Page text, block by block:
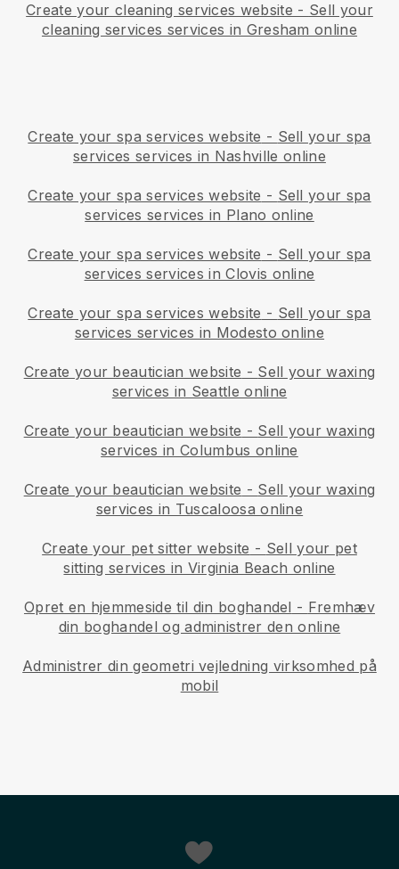
Create your cleaning services website - Sell your
cleaning services services in Gresham online
Create your spa services website - Sell your spa
services services in Nashville online
Create your spa services website - Sell your spa
services services in Plano online
Create your spa services website - Sell your spa
services services in Clovis online
Create your spa services website - Sell your spa
services services in Modesto online
Create your beautician website - Sell your waxing
services in Seattle online
Create your beautician website - Sell your waxing
services in Columbus online
Create your beautician website - Sell your waxing
services in Tuscaloosa online
Create your pet sitter website - Sell your pet
sitting services in Virginia Beach online
Opret en hjemmeside til din boghandel - Fremhæv
din boghandel og administrer den online
Administrer din geometri vejledning virksomhed på
mobil